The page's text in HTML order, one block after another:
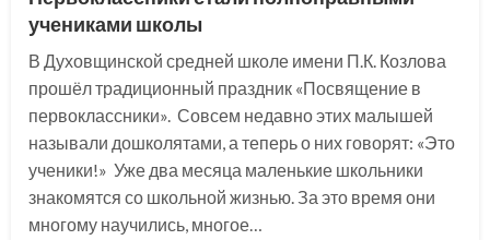
учениками школы
В Духовщинской средней школе имени П.К. Козлова
прошёл традиционный праздник «Посвящение в
первоклассники». Совсем недавно этих малышей
называли дошколятами, а теперь о них говорят: «Это
ученики!» Уже два месяца маленькие школьники
знакомятся со школьной жизнью. За это время они
многому научились, многое…